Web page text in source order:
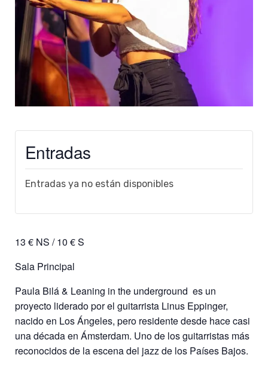
Entradas
Entradas ya no están disponibles
13 € NS / 10 € S
Sala Principal
Paula Bilá & Leaning in the underground es un
proyecto liderado por el guitarrista Linus Eppinger,
nacido en Los Ángeles, pero residente desde hace casi
una década en Ámsterdam. Uno de los guitarristas más
reconocidos de la escena del jazz de los Países Bajos.